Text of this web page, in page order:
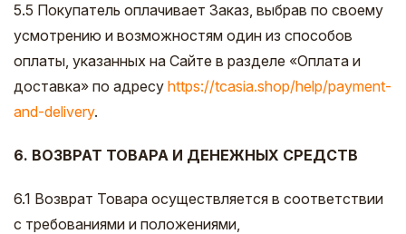
5.5 Покупатель оплачивает Заказ, выбрав по своему
усмотрению и возможностям один из способов
оплаты, указанных на Сайте в разделе «Оплата и
доставка» по адресу https://tcasia.shop/help/payment-
and-delivery.
6. ВОЗВРАТ ТОВАРА И ДЕНЕЖНЫХ СРЕДСТВ
6.1 Возврат Товара осуществляется в соответствии
с требованиями и положениями,